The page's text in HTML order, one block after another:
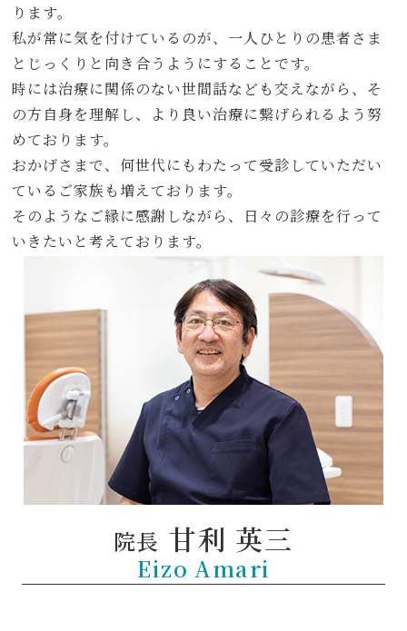
ります。
私が常に気を付けているのが、一人ひとりの患者さま
とじっくりと向き合うようにすることです。
時には治療に関係のない世間話なども交えながら、そ
の方自身を理解し、より良い治療に繋げられるよう努
めております。
おかげさまで、何世代にもわたって受診していただい
ているご家族も増えております。
そのようなご縁に感謝しながら、日々の診療を行って
いきたいと考えております。
院長 甘利 英三
Eizo Amari